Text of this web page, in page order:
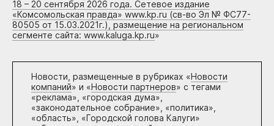
18 – 20 сентября 2026 года. Сетевое издание
«Комсомольская правда» www.kp.ru (св-во Эл № ФС77-
80505 от 15.03.2021г.), размещение на региональном
сегменте сайта: www.kaluga.kp.ru»
Новости, размещенные в рубриках «Новости
компаний» и «Новости партнеров» с тегами
«реклама», «городская дума»,
«законодательное собрание», «политика»,
«область», «Городской голова Калуги»